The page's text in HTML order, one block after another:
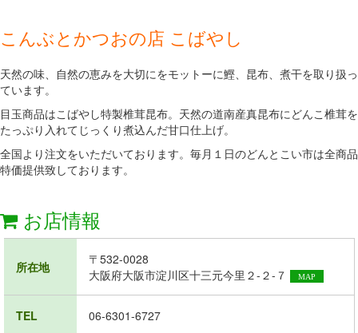
こんぶとかつおの店 こばやし
天然の味、自然の恵みを大切にをモットーに鰹、昆布、煮干を取り扱っ
ています。
目玉商品はこばやし特製椎茸昆布。天然の道南産真昆布にどんこ椎茸を
たっぷり入れてじっくり煮込んだ甘口仕上げ。
全国より注文をいただいております。毎月１日のどんとこい市は全商品
特価提供致しております。
お店情報
所在地
〒532-0028
大阪府大阪市淀川区十三元今里２-２-７
MAP
TEL 06-6301-6727